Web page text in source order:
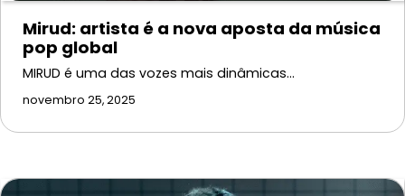
Mirud: artista é a nova aposta da música
pop global
MIRUD é uma das vozes mais dinâmicas…
novembro 25, 2025